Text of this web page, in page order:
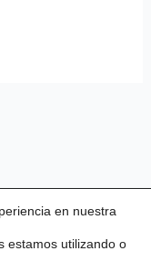
en nuestra
estamos utilizando o